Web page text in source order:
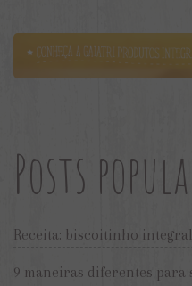
Posts
Receita: biscoitinho
9 maneiras diferentes